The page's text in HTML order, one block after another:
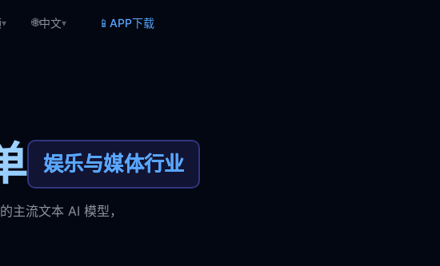
▾ 🌐中文▾ 📱 APP下载
娱乐与媒体行业
主流文本 AI 模型，